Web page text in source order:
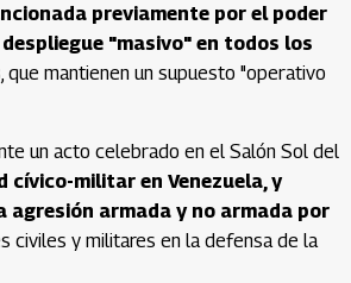
previamente por el poder
"masivo" en todos los
, que mantienen un supuesto "operativo
un acto celebrado en el Salón Sol del
militar en Venezuela, y
agresión armada y no armada por
civiles y militares en la defensa de la